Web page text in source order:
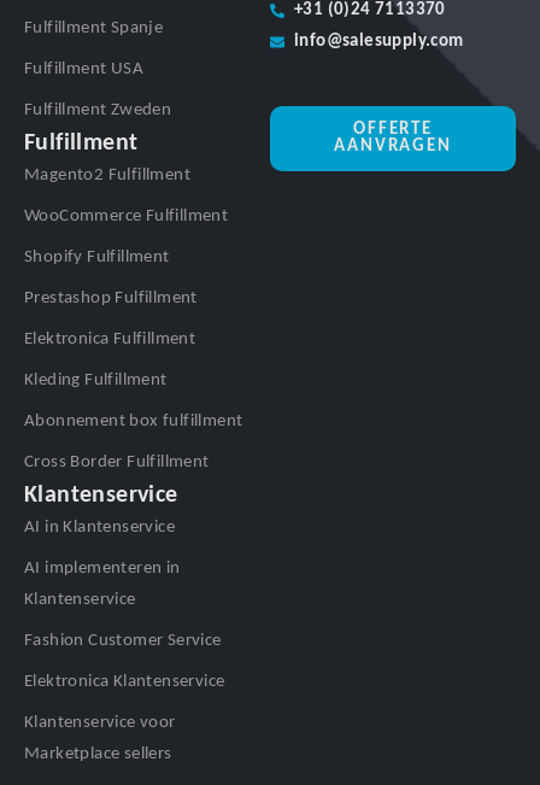
Fulfillment Spanje
Fulfillment USA
Fulfillment Zweden
Fulfillment
Magento2 Fulfillment
WooCommerce Fulfillment
Shopify Fulfillment
Prestashop Fulfillment
Elektronica Fulfillment
Kleding Fulfillment
Abonnement box fulfillment
Cross Border Fulfillment
Klantenservice
AI in Klantenservice
AI implementeren in
Klantenservice
Fashion Customer Service
Elektronica Klantenservice
Klantenservice voor
Marketplace sellers
+31 (0)24 7113370
info@salesupply.com
OFFERTE
AANVRAGEN